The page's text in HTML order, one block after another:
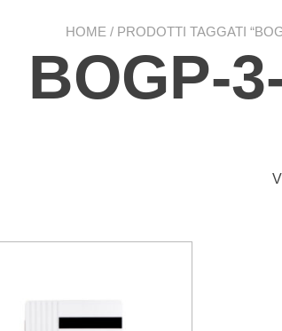
HOME / PRODOTTI TAGGATI
BOGP-